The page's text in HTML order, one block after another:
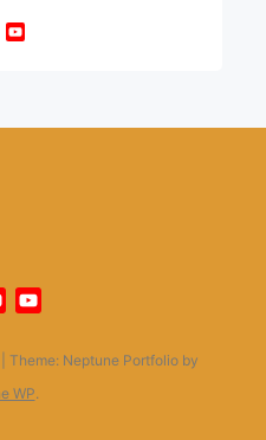
YouTube
YouTube
Theme: Neptune Portfolio by
WP.